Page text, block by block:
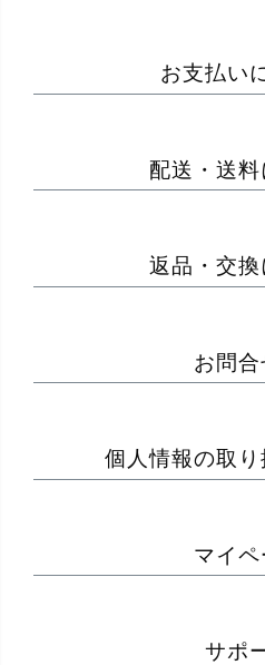
お支払い
配送・送料
返品・交換
お問合
個人情報の取
マイペ
サポ